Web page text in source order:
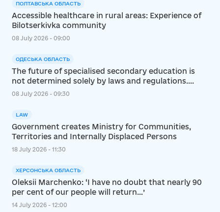
ПОЛТАВСЬКА ОБЛАСТЬ
Accessible healthcare in rural areas: Experience of
Bilotserkivka community
08 July 2026 - 09:00
ОДЕСЬКА ОБЛАСТЬ
The future of specialised secondary education is
not determined solely by laws and regulations....
08 July 2026 - 09:30
LAW
Government creates Ministry for Communities,
Territories and Internally Displaced Persons
18 July 2026 - 11:30
ХЕРСОНСЬКА ОБЛАСТЬ
Oleksii Marchenko: ‘I have no doubt that nearly 90
per cent of our people will return…’
14 July 2026 - 12:00